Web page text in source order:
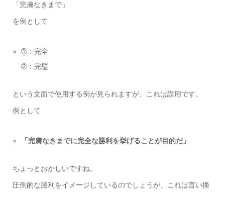
「完膚なきまで」
を例として
➀：完全
➁：完璧
という文面で使用する例が見られますが、これは誤用です。
例として
「完膚なきまでに完全な勝利を挙げることが目的だ」
ちょっとおかしいですね。
圧倒的な勝利をイメージしているのでしょうが、これは言い換